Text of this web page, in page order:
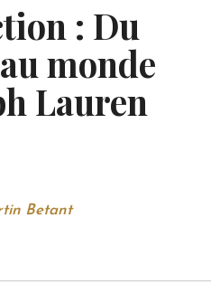
: Du
monde
Lauren
Betant